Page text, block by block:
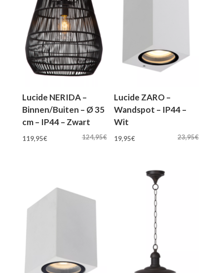
Lucide NERIDA –
Binnen/Buiten – Ø 35
cm – IP44 – Zwart
124,95€
Oorspronkelijke
119,95€Huidige
Lucide ZARO –
Wandspot – IP44 –
Wit
23,95€
Oorspronkelijke
19,95€
19,95€.